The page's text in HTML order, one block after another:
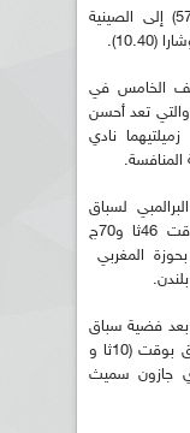
وعادت المرتبة الثانية لمسابقة الجلة (ف57) إلى الصينية
الخامس في
والتي تعد أحسن
نادي
لسباق
الـ400م (فئة ت13) الذي فاز به في وقت 46ثا و70ج
المغربي
بعد فضية سباق
100م حيث حطم رقما إفريقيا جديدا للسباق بوقت (10ثا و
جازون سميث